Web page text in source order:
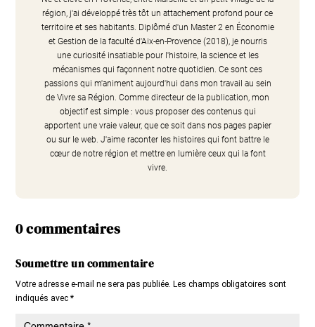
région, j'ai développé très tôt un attachement profond pour ce
territoire et ses habitants. Diplômé d'un Master 2 en Économie
et Gestion de la faculté d'Aix-en-Provence (2018), je nourris
une curiosité insatiable pour l'histoire, la science et les
mécanismes qui façonnent notre quotidien. Ce sont ces
passions qui m'animent aujourd'hui dans mon travail au sein
de Vivre sa Région. Comme directeur de la publication, mon
objectif est simple : vous proposer des contenus qui
apportent une vraie valeur, que ce soit dans nos pages papier
ou sur le web. J'aime raconter les histoires qui font battre le
cœur de notre région et mettre en lumière ceux qui la font
vivre.
0 commentaires
Soumettre un commentaire
Votre adresse e-mail ne sera pas publiée. Les champs obligatoires sont
indiqués avec*